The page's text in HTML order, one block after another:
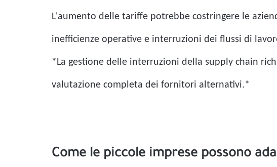
L'aumento delle tariffe potrebbe costringere le
inefficienze operative e interruzioni dei flussi di
*La gestione delle interruzioni della supply chain
valutazione completa dei fornitori alternativi.*
Come le piccole imprese possono